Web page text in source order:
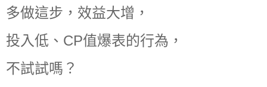
多做這步，效益大增，
投入低、CP值爆表的行為，
不試試嗎？